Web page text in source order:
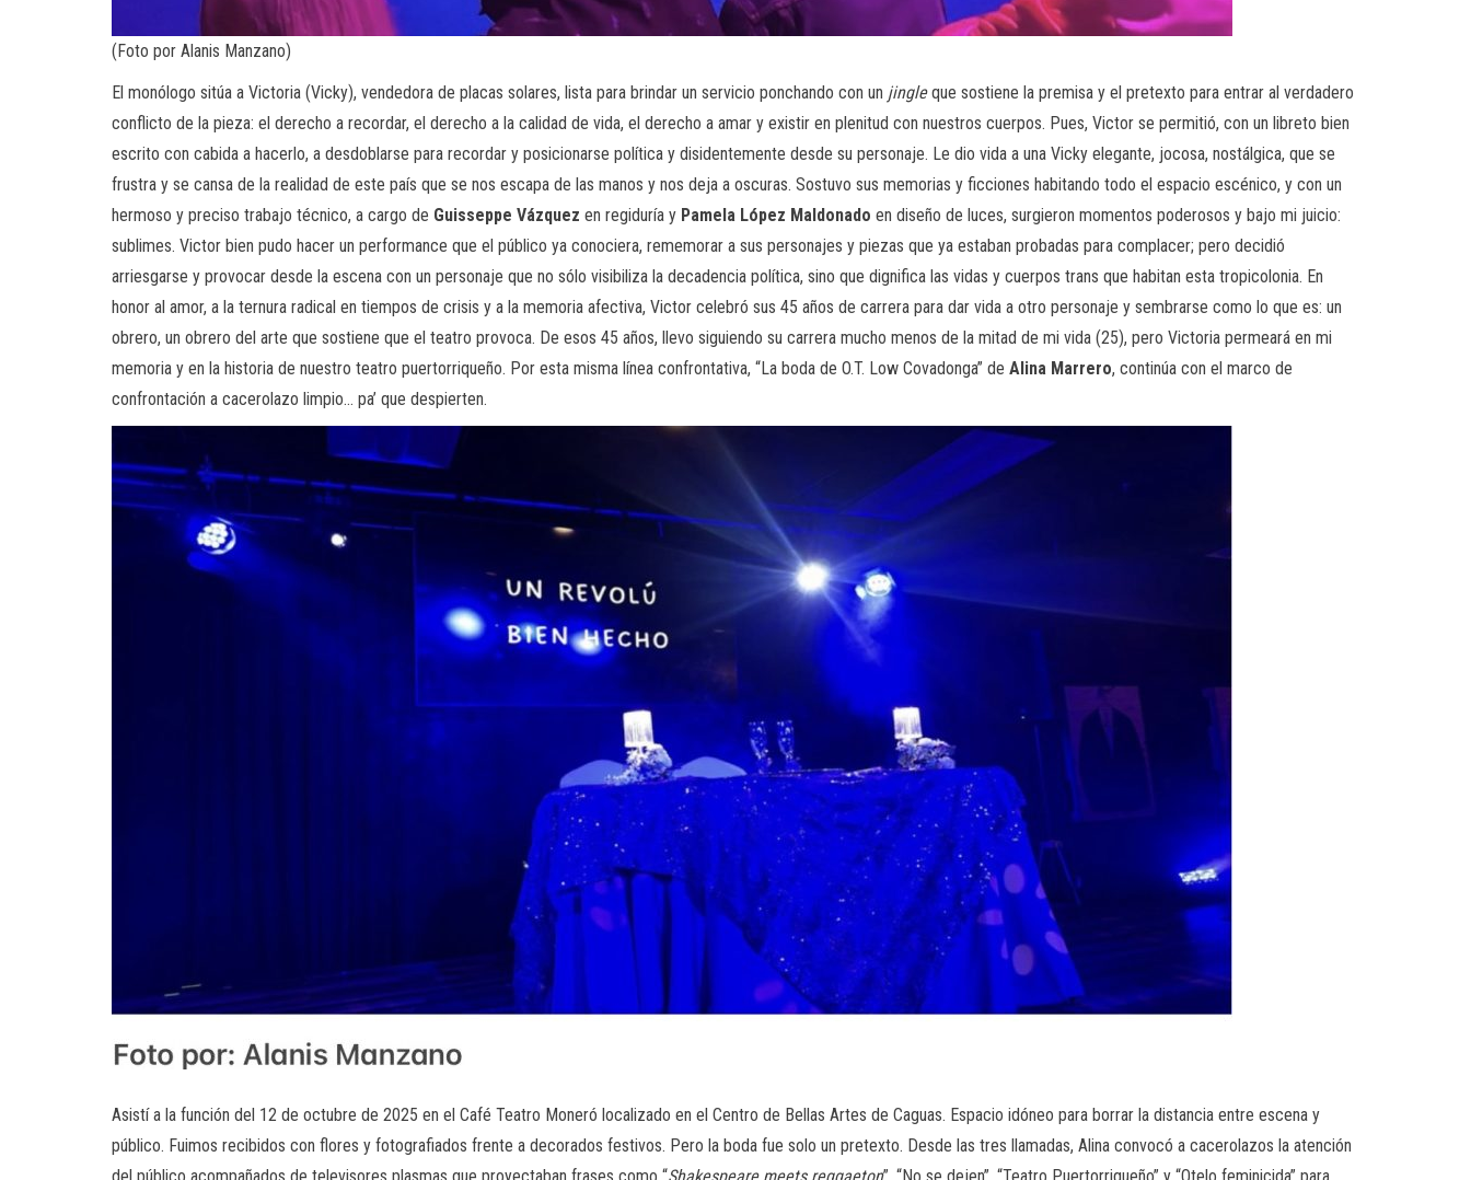
(Foto por Alanis Manzano)
El monólogo sitúa a Victoria (Vicky), vendedora de placas solares, lista para brindar un servicio ponchando con un jingleque sostiene la premisa y el pretexto para entrar al verdadero
conflicto de la pieza: el derecho a recordar, el derecho a la calidad de vida, el derecho a amar y existir en plenitud con nuestros cuerpos. Pues, Victor se permitió, con un libreto bien
escrito con cabida a hacerlo, a desdoblarse para recordar y posicionarse política y disidentemente desde su personaje. Le dio vida a una Vicky elegante, jocosa, nostálgica, que se
frustra y se cansa de la realidad de este país que se nos escapa de las manos y nos deja a oscuras. Sostuvo sus memorias y ficciones habitando todo el espacio escénico, y con un
hermoso y preciso trabajo técnico, a cargo de Guisseppe Vázquez en regiduría y Pamela López Maldonado en diseño de luces, surgieron momentos poderosos y bajo mi juicio:
sublimes. Victor bien pudo hacer un performance que el público ya conociera, rememorar a sus personajes y piezas que ya estaban probadas para complacer; pero decidió
arriesgarse y provocar desde la escena con un personaje que no sólo visibiliza la decadencia política, sino que dignifica las vidas y cuerpos trans que habitan esta tropicolonia. En
honor al amor, a la ternura radical en tiempos de crisis y a la memoria afectiva, Victor celebró sus 45 años de carrera para dar vida a otro personaje y sembrarse como lo que es: un
obrero, un obrero del arte que sostiene que el teatro provoca. De esos 45 años, llevo siguiendo su carrera mucho menos de la mitad de mi vida (25), pero Victoria permeará en mi
memoria y en la historia de nuestro teatro puertorriqueño. Por esta misma línea confrontativa, “La boda de O.T. Low Covadonga” de Alina Marrero, continúa con el marco de
confrontación a cacerolazo limpio… pa’ que despierten.
Asistí a la función del 12 de octubre de 2025 en el Café Teatro Moneró localizado en el Centro de Bellas Artes de Caguas. Espacio idóneo para borrar la distancia entre escena y
público. Fuimos recibidos con flores y fotografiados frente a decorados festivos. Pero la boda fue solo un pretexto. Desde las tres llamadas, Alina convocó a cacerolazos la atención